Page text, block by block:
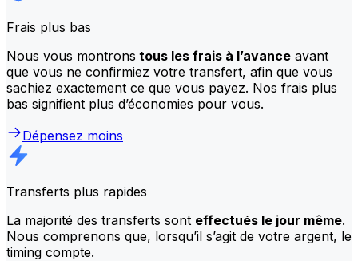
Frais plus bas
Nous vous montrons tous les frais à l’avance avant
que vous ne confirmiez votre transfert, afin que vous
sachiez exactement ce que vous payez. Nos frais plus
bas signifient plus d’économies pour vous.
Dépensez moins
Transferts plus rapides
La majorité des transferts sont effectués le jour même.
Nous comprenons que, lorsqu’il s’agit de votre argent, le
timing compte.